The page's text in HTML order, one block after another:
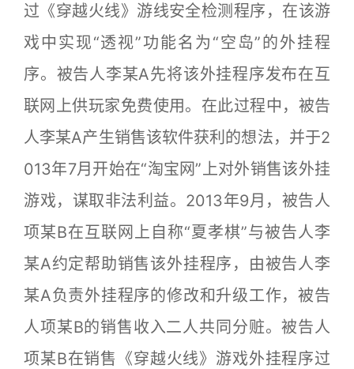
过《穿越火线》游线安全检测程序，在该游
戏中实现“透视”功能名为“空岛”的外挂程
序。被告人李某A先将该外挂程序发布在互
联网上供玩家免费使用。在此过程中，被告
人李某A产生销售该软件获利的想法，并于2
013年7月开始在“淘宝网”上对外销售该外挂
游戏，谋取非法利益。2013年9月，被告人
项某B在互联网上自称“夏孝棋”与被告人李
某A约定帮助销售该外挂程序，由被告人李
某A负责外挂程序的修改和升级工作，被告
人项某B的销售收入二人共同分赃。被告人
项某B在销售《穿越火线》游戏外挂程序过